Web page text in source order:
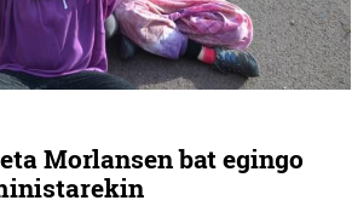
Morlansen bat egingo